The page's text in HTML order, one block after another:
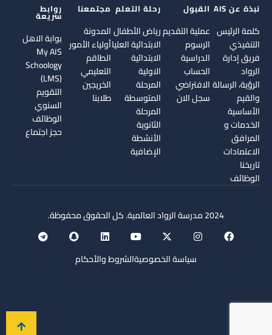
نبذة عن AIS
كلمة الرئيس
التنفيذي
فريق إدارة
الرواد
الرؤية، الرسالة
والقيم
الأساسية
الخدمات و
المرافق
الاعتمادات
تاريخنا
الوظائف
القبول
عملية التقديم
الرسوم
الدراسية
الحساب
الافتراضي
سجل الان
رحلة التعلم
رياض الأطفال
الابتدائية العليا
الابتدائية
الاولية
المرحلة
المتوسطة
المرحلة
الثانوية
الأنشطة
الإضافية
مجتمعنا
المدونة
أولياء الأمور
الطاقم
التعليمي
الخريجين
طلابنا
روابط
سريعة
بوابة الاهل
My AIS
Schoology
(LMS)
التقويم
السنوي
الوظائف
حجز اجتماع
2024 مدرسة الرواد العالمية. كل الحقوق محفوظة.
سياسة الخصوصيةالشروط والأحكام